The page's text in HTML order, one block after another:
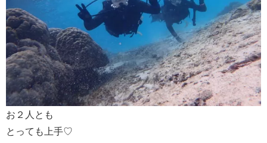
お２人とも
とっても上手♡